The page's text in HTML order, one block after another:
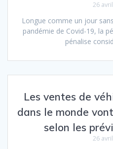
26
Longue comme un jour
pandémie de Covid-19, la
pénalise
Les ventes de
dans le monde
selon les
26